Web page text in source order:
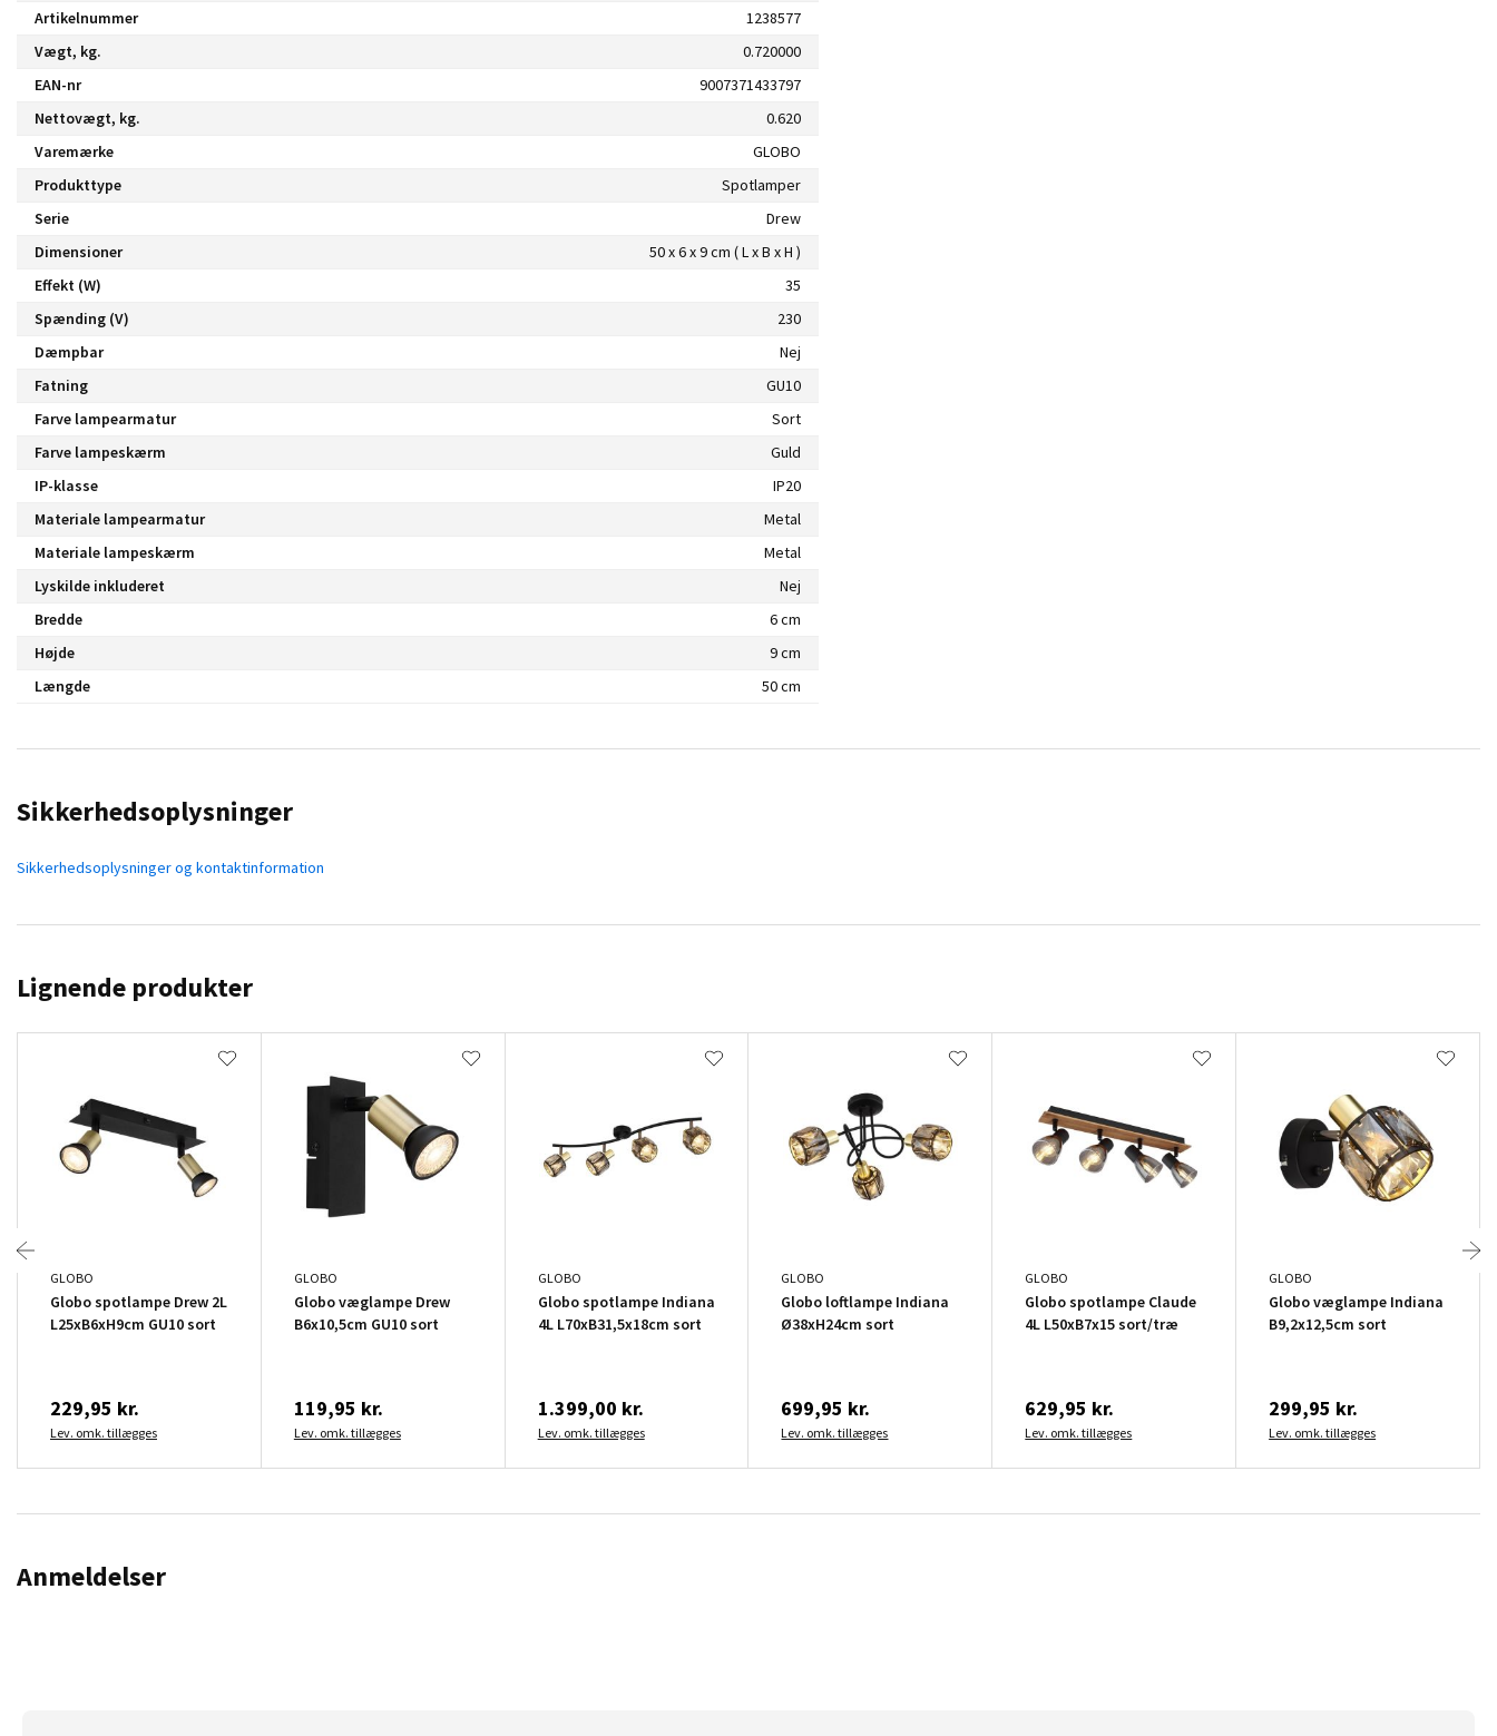
Artikelnummer
1238577
Vægt, kg.
0.720000
EAN-nr
9007371433797
Nettovægt, kg.
0.620
Varemærke
GLOBO
Produkttype
Spotlamper
Serie
Drew
Dimensioner
50 x 6 x 9 cm ( L x B x H )
Effekt (W)
35
Spænding (V)
230
Dæmpbar
Nej
Fatning
GU10
Farve lampearmatur
Sort
Farve lampeskærm
Guld
IP-klasse
IP20
Materiale lampearmatur
Metal
Materiale lampeskærm
Metal
Lyskilde inkluderet
Nej
Bredde
6 cm
Højde
9 cm
Længde
50 cm
Sikkerhedsoplysninger
Sikkerhedsoplysninger og kontaktinformation
Lignende produkter
GLOBO
Globo spotlampe Drew 2L
L25xB6xH9cm GU10 sort
229,95 kr.
Lev. omk. tillægges
GLOBO
Globo væglampe Drew
B6x10,5cm GU10 sort
119,95 kr.
Lev. omk. tillægges
GLOBO
Globo spotlampe Indiana
4L L70xB31,5x18cm sort
1.399,00 kr.
Lev. omk. tillægges
GLOBO
Globo loftlampe Indiana
Ø38xH24cm sort
699,95 kr.
Lev. omk. tillægges
GLOBO
Globo spotlampe Claude
4L L50xB7x15 sort/træ
629,95 kr.
Lev. omk. tillægges
GLOBO
Globo væglampe Indiana
B9,2x12,5cm sort
299,95 kr.
Lev. omk. tillægges
Anmeldelser